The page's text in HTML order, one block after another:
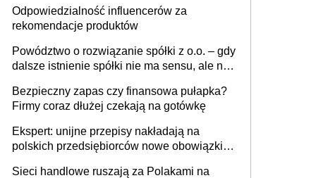
Odpowiedzialność influencerów za
rekomendacje produktów
Powództwo o rozwiązanie spółki z o.o. – gdy
dalsze istnienie spółki nie ma sensu, ale nie
Bezpieczny zapas czy finansowa pułapka?
Firmy coraz dłużej czekają na gotówkę
Ekspert: unijne przepisy nakładają na
polskich przedsiębiorców nowe obowiązki w
Sieci handlowe ruszają za Polakami na